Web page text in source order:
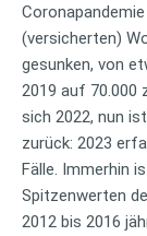
(versicherten)
gesunken, von
2019 auf 70.000
sich 2022, nun
zurück: 2023
Fälle. Immerhin
Spitzenwerten
2012 bis 2016